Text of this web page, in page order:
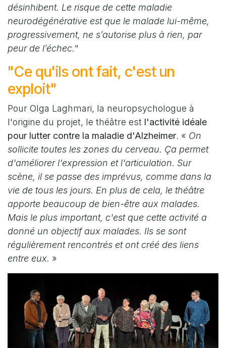
désinhibent. Le risque de cette maladie
neurodégénérative est que le malade lui-même,
progressivement, ne s’autorise plus à rien, par
peur de l’échec."
"Ce qu'ils ont fait, c'est un
exploit"
Pour Olga Laghmari, la neuropsychologue à
l'origine du projet, le théâtre est l'activité idéale
pour lutter contre la maladie d'Alzheimer. « On
sollicite toutes les zones du cerveau. Ça permet
d'améliorer l'expression et l'articulation. Sur
scène, il se passe des imprévus, comme dans la
vie de tous les jours. En plus de cela, le théâtre
apporte beaucoup de bien-être aux malades.
Mais le plus important, c'est que cette activité a
donné un objectif aux malades. Ils se sont
régulièrement rencontrés et ont créé des liens
entre eux. »